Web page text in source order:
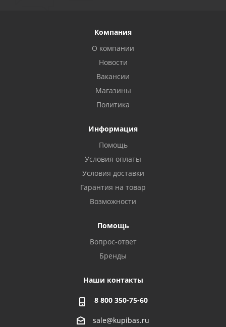
Компания
О компании
Новости
Вакансии
Магазины
Политика
Информация
Помощь
Условия оплаты
Условия доставки
Гарантия на товар
Возможности
Помощь
Вопрос-ответ
Бренды
Наши контакты
8 800 350-75-60
sale@kupibas.ru